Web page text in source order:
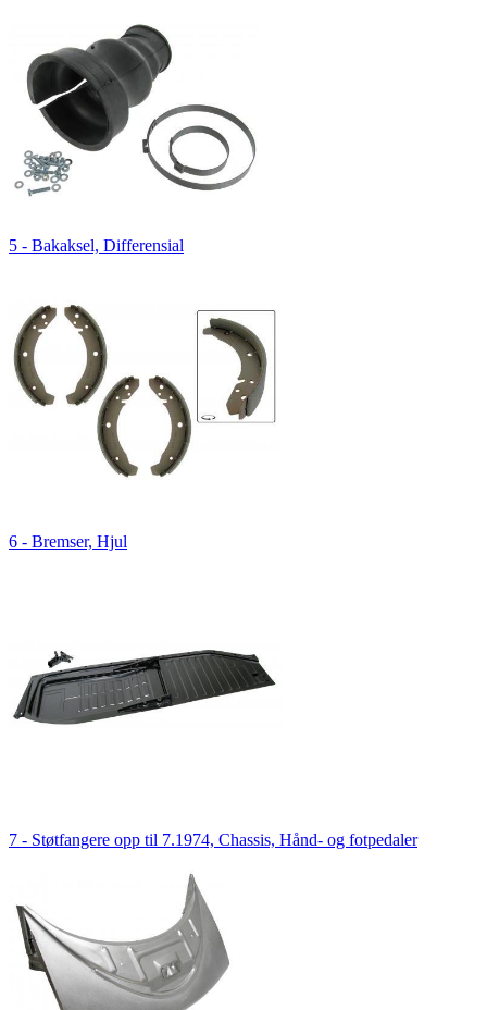
5 - Bakaksel, Differensial
6 - Bremser, Hjul
7 - Støtfangere opp til 7.1974, Chassis, Hånd- og fotpedaler